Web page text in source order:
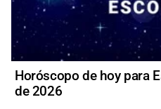
Horóscopo de hoy para
de 2026